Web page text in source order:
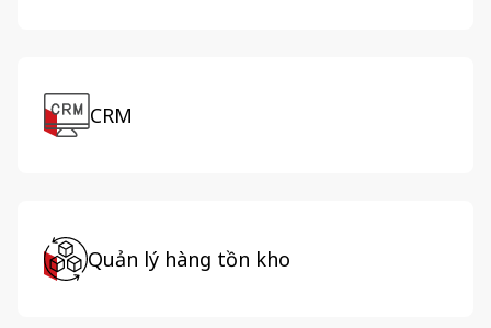
CRM
Quản lý hàng tồn kho